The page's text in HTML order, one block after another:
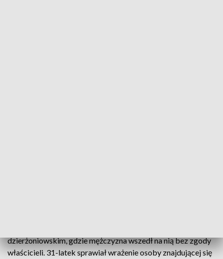
dzierżoniowskim, gdzie mężczyzna wszedł na nią bez zgody
właścicieli. 31-latek sprawiał wrażenie osoby znajdującej się